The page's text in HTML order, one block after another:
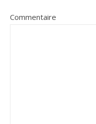
Commentaire